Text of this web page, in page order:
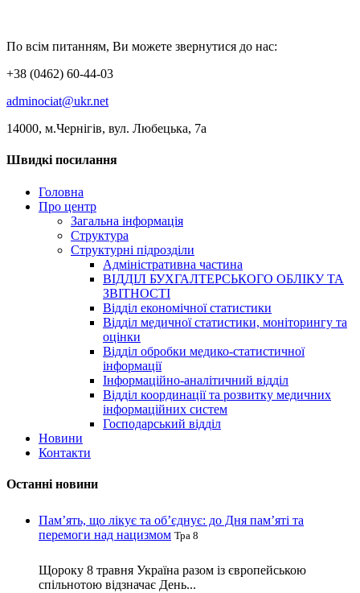
По всім питанням, Ви можете звернутися до нас:
+38 (0462) 60-44-03
adminociat@ukr.net
14000, м.Чернігів, вул. Любецька, 7а
Швидкі посилання
Головна
Про центр
Загальна інформація
Структура
Структурні підрозділи
Адміністративна частина
ВІДДІЛ БУХГАЛТЕРСЬКОГО ОБЛІКУ ТА
ЗВІТНОСТІ
Відділ економічної статистики
Відділ медичної статистики, моніторингу та
оцінки
Відділ обробки медико-статистичної
інформації
Інформаційно-аналітичний відділ
Відділ координації та розвитку медичних
інформаційних систем
Господарський відділ
Новини
Контакти
Останні новини
Пам’ять, що лікує та об’єднує: до Дня пам’яті та
перемоги над нацизмом Тра 8
Щороку 8 травня Україна разом із європейською
спільнотою відзначає День...